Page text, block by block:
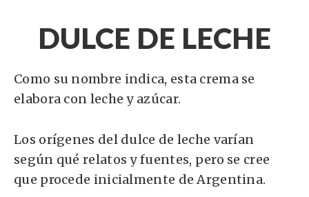
DULCE DE LECHE
Como su nombre indica, esta crema se
elabora con leche y azúcar.
Los orígenes del dulce de leche varían
según qué relatos y fuentes, pero se cree
que procede inicialmente de Argentina.